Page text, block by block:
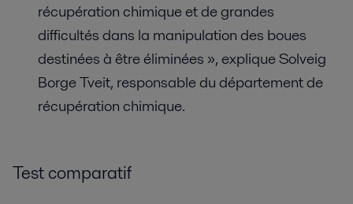
récupération chimique et de grandes
difficultés dans la manipulation des boues
destinées à être éliminées », explique Solveig
Borge Tveit, responsable du département de
récupération chimique.
Test comparatif